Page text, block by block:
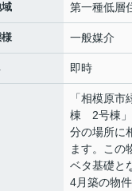
第一種低層
一般媒介
即時
「相模原
棟 2号棟」
分の場所に
ます。この
ベタ基礎と
4月築の物